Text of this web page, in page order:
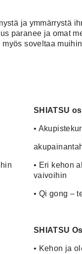
ja ymmärrystä
paranee ja omat
soveltaa
SHIATSU
•
• Eri kehon
vaivoihin
• Qi gong –
SHIATSU
• Kehon ja